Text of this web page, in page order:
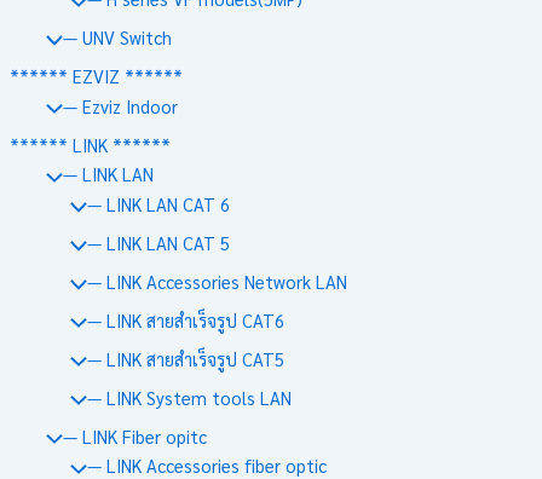
— UNV Switch
****** EZVIZ ******
— Ezviz Indoor
****** LINK ******
— LINK LAN
— LINK LAN CAT 6
— LINK LAN CAT 5
— LINK Accessories Network LAN
— LINK สายสำเร็จรูป CAT6
— LINK สายสำเร็จรูป CAT5
— LINK System tools LAN
— LINK Fiber opitc
— LINK Accessories fiber optic